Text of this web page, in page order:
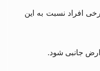
افراد نسبت به این
جانبی شود.